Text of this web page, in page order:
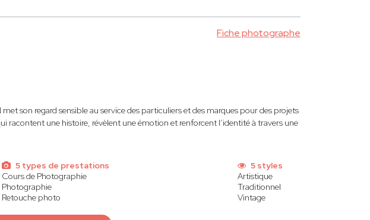
Fiche photographe
son regard sensible au service des particuliers et des marques pour des projets
racontent une histoire, révèlent une émotion et renforcent l’identité à travers une
5 types de prestations
Cours de Photographie
Photographie
Retouche photo
5 styles
Artistique
Traditionnel
Vintage